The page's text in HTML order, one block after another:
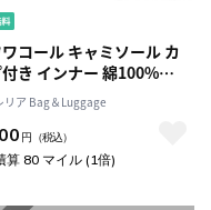
コール キャミソール カ
き インナー 綿100%
WACOAL トップス インナ
ェア ブラトップ アンダー
し キャミ シンプル スト
調整 レディース カップ
リア Bag＆Luggage
円 （税込）
算 80 マイル (1倍)